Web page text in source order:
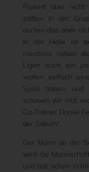
Parkett aber nicht
sollten in der
dürfen das aber
In der Halle ist
meistens haben
Ligen auch ein
wollen einfach
Spaß haben und
schauen wir mal,
Co-Trainer Daniel
der Saison“.
Der Mann an der
wird die
und hat schon